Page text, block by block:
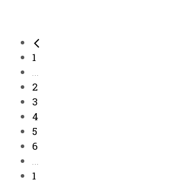
1
...
2
3
4
5
6
...
1